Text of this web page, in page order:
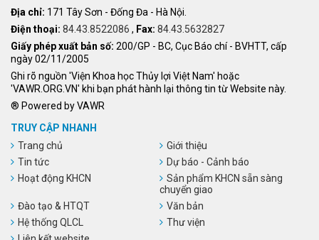
Địa chỉ: 171 Tây Sơn - Đống Đa - Hà Nội.
Điện thoại: 84.43.8522086 , Fax: 84.43.5632827
Giấy phép xuất bản số: 200/GP - BC, Cục Báo chí - BVHTT, cấp
ngày 02/11/2005
Ghi rõ nguồn 'Viện Khoa học Thủy lợi Việt Nam' hoặc
'VAWR.ORG.VN' khi bạn phát hành lại thông tin từ Website này.
® Powered by VAWR
TRUY CẬP NHANH
Trang chủ
Giới thiệu
Tin tức
Dự báo - Cảnh báo
Hoạt động KHCN
Sản phẩm KHCN sẵn sàng
chuyển giao
Đào tạo & HTQT
Văn bản
Hệ thống QLCL
Thư viện